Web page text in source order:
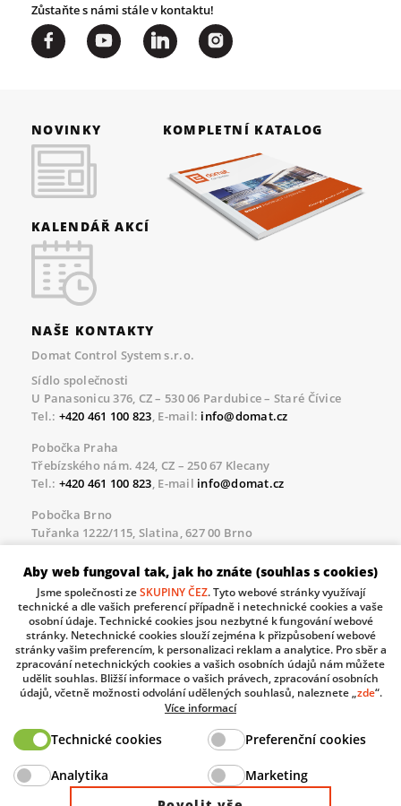
Zůstaňte s námi stále v kontaktu!
NOVINKY
KALENDÁŘ AKCÍ
KOMPLETNÍ KATALOG
NAŠE KONTAKTY
Domat Control System s.r.o.
Sídlo společnosti
U Panasonicu 376, CZ – 530 06 Pardubice – Staré Čívice
Tel.: +420 461 100 823, E-mail: info@domat.cz
Pobočka Praha
Třebízského nám. 424, CZ – 250 67 Klecany
Tel.: +420 461 100 823, E-mail info@domat.cz
Pobočka Brno
Tuřanka 1222/115, Slatina, 627 00 Brno
Tel.:+420 461 100 823, E-mailinfo@domat.cz
Servisní linka pro námi realizované akce
Po – Pá 8.30 – 17.00
tel:+420 733 421 878, E-mailservis@domat.cz
Technická podpora:
Tel.:+420 461 100 666 , WhatsApp:+420 603 735 402
Informace o zpracovávaných osobních údajích.
Ministry of Industry and Trade of the Czech Republic
Aby web fungoval tak, jak ho znáte (souhlas s cookies)
Jsme společnosti zeSKUPINY ČEZ. Tyto webové stránky využívají
technické a dle vašich preferencí případně i netechnické cookies a vaše
osobní údaje. Technické cookies jsou nezbytné k fungování webové
stránky. Netechnické cookies slouží zejména k přizpůsobení webové
stránky vašim preferencím, k personalizaci reklam a analytice. Pro sběr a
zpracování netechnických cookies a vašich osobních údajů nám můžete
udělit souhlas. Bližší informace o vašich právech, zpracování osobních
údajů, včetně možnosti odvolání udělených souhlasů, naleznete „zde“.
Více informací
Technické cookies Preferenční cookies
Analytika
Marketing